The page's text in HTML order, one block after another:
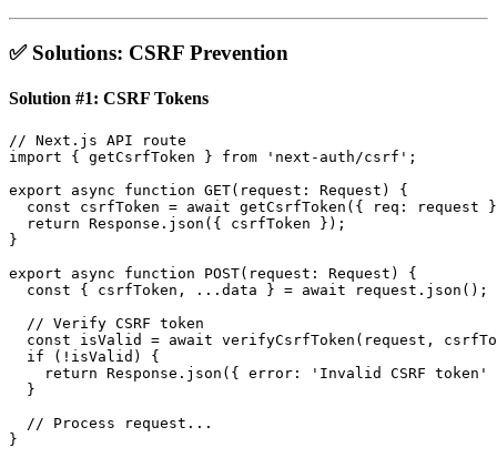
✅ Solutions: CSRF Prevention
Solution #1: CSRF Tokens
// Next.js API route
import { getCsrfToken } from 'next-auth/csrf';
export async function GET(request: Request) {
const csrfToken = await getCsrfToken({ req: request
  return Response.json({ csrfToken });
}
export async function POST(request: Request) {
  const { csrfToken, ...data } = await request.json();
  // Verify CSRF token
const isValid = await verifyCsrfToken(request,
  if (!isValid) {
return Response.json({ error: 'Invalid CSRF token'
  }
  // Process request...